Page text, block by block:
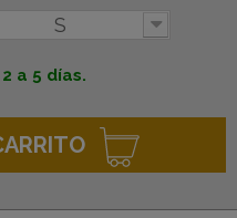
S
a 5 días.